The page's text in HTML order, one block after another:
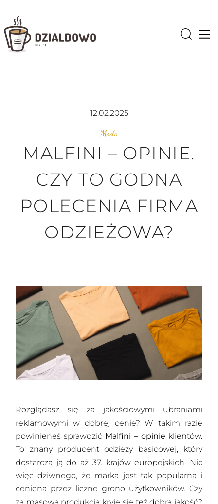
12.02.2025
Moda
MALFINI – OPINIE.
CZY TO GODNA
POLECENIA FIRMA
ODZIEŻOWA?
Rozglądasz się za jakościowymi ubraniami
reklamowymi w dobrej cenie? W takim razie
powinieneś sprawdzić Malfini – opinie klientów.
To znany producent odzieży basicowej, który
dostarcza ją do aż 37. krajów europejskich. Nic
więc dziwnego, że marka jest tak popularna i
ceniona przez liczne grono użytkowników. Czy
za masową produkcją kryje się też dobra jakość?